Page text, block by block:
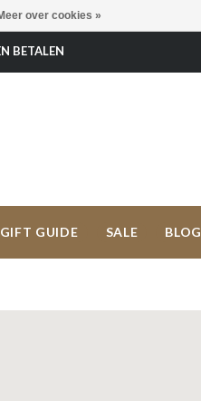
BETALEN
GIFT GUIDE SALE BLOG
over cookies »